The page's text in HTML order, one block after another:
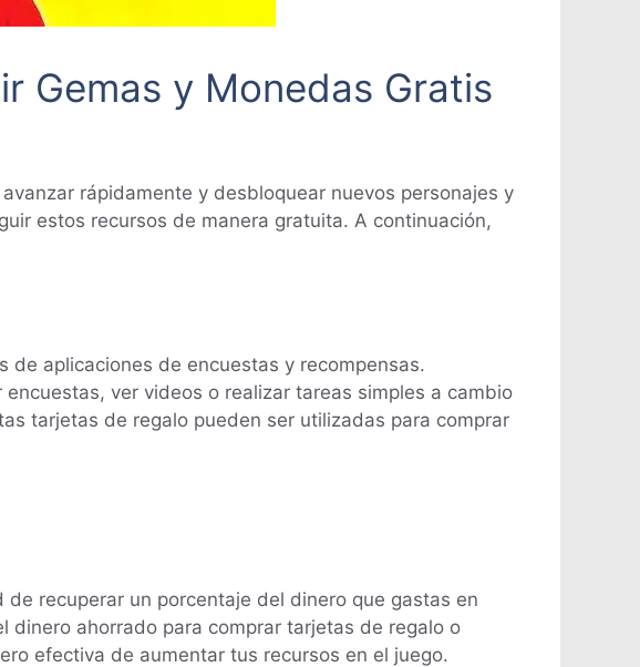
Gemas y Monedas Gratis
rápidamente y desbloquear nuevos personajes y
estos recursos de manera gratuita. A continuación,
aplicaciones de encuestas y recompensas.
ver videos o realizar tareas simples a cambio
tarjetas de regalo pueden ser utilizadas para comprar
recuperar un porcentaje del dinero que gastas en
dinero ahorrado para comprar tarjetas de regalo o
efectiva de aumentar tus recursos en el juego.